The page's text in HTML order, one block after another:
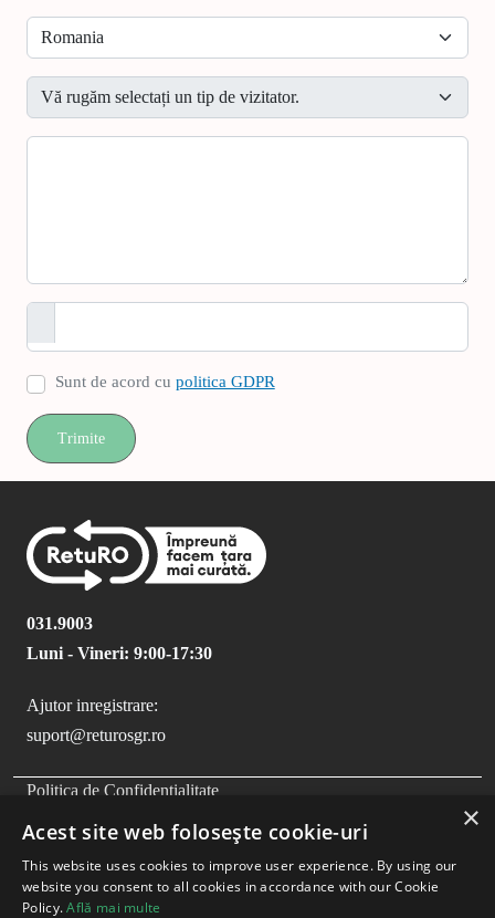
Country
Topic
Politica GDPR
Sunt de acord cu politica GDPR
Trimite
031.9003
Luni - Vineri: 9:00-17:30
Ajutor inregistrare:
suport@returosgr.ro
FOOTER MENU
Politica de Confidentialitate
Compliance
Termeni si Conditii
×
Acest site web folosește cookie-uri
This website uses cookies to improve user experience. By using our
website you consent to all cookies in accordance with our Cookie
Policy.Află mai multe